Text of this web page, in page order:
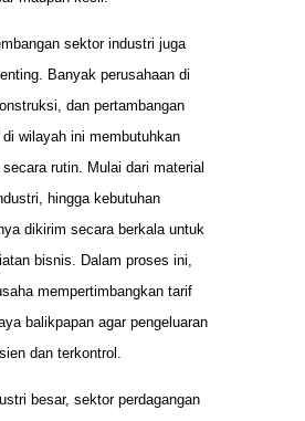
sektor industri juga
Banyak perusahaan di
dan pertambangan
wilayah ini membutuhkan
rutin. Mulai dari material
hingga kebutuhan
dikirim secara berkala untuk
bisnis. Dalam proses ini,
mempertimbangkan tarif
balikpapan agar pengeluaran
dan terkontrol.
besar, sektor perdagangan